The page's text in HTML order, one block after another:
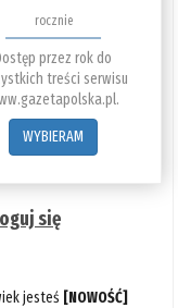
rocznie
przez rok do
treści serwisu
WYBIERAM
się
jesteś [NOWOŚĆ]